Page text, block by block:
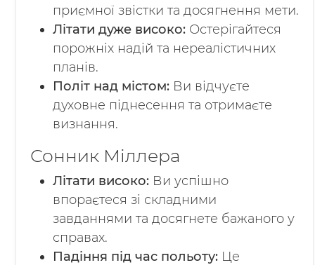
приємної звістки та досягнення мети.
Літати дуже високо: Остерігайтеся
порожніх надій та нереалістичних
планів.
Політ над містом: Ви відчуєте
духовне піднесення та отримаєте
визнання.
Сонник Міллера
Літати високо: Ви успішно
впораєтеся зі складними
завданнями та досягнете бажаного у
справах.
Падіння під час польоту: Це